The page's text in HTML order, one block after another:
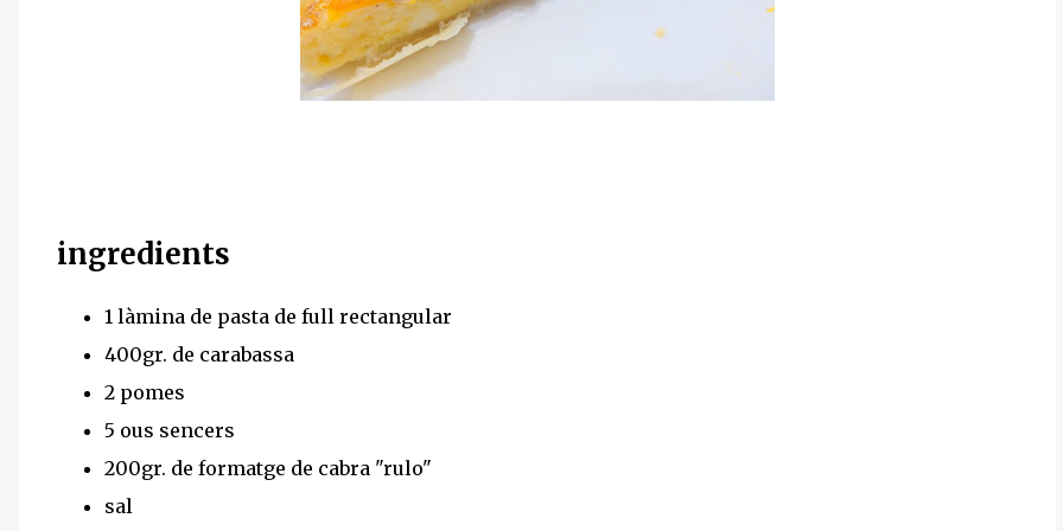
ingredients
1 làmina de pasta de full rectangular
400gr. de carabassa
2 pomes
5 ous sencers
200gr. de formatge de cabra "rulo"
sal